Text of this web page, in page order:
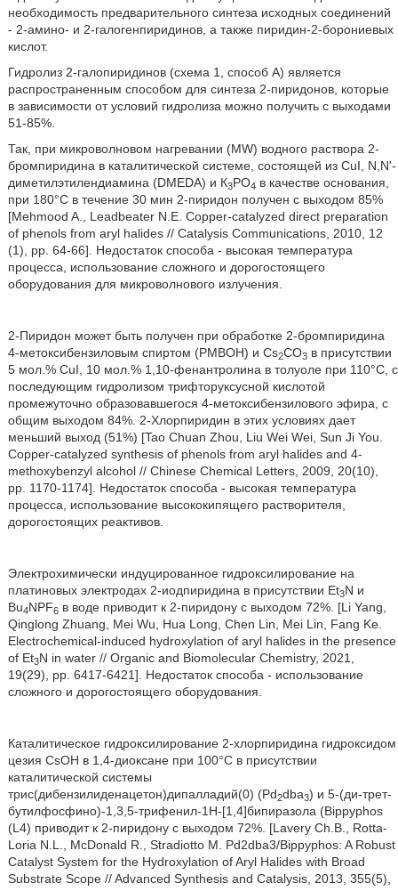
необходимость предварительного синтеза исходных соединений
- 2-амино- и 2-галогенпиридинов, а также пиридин-2-борониевых
кислот.
Гидролиз 2-галопиридинов (схема 1, способ А) является
распространенным способом для синтеза 2-пиридонов, которые
в зависимости от условий гидролиза можно получить с выходами
51-85%.
Так, при микроволновом нагревании (MW) водного раствора 2-
бромпиридина в каталитической системе, состоящей из CuI, N,N'-
диметилэтилендиамина (DMEDA) и К3РО4 в качестве основания,
при 180°С в течение 30 мин 2-пиридон получен с выходом 85%
[Mehmood A., Leadbeater N.E. Copper-catalyzed direct preparation
of phenols from aryl halides // Catalysis Communications, 2010, 12
(1), рр. 64-66]. Недостаток способа - высокая температура
процесса, использование сложного и дорогостоящего
оборудования для микроволнового излучения.
2-Пиридон может быть получен при обработке 2-бромпиридина
4-метоксибензиловым спиртом (PMBOH) и Cs2CO3в присутствии
5 мол.% CuI, 10 мол.% 1,10-фенантролина в толуоле при 110°С, с
последующим гидролизом трифторуксусной кислотой
промежуточно образовавшегося 4-метоксибензилового эфира, с
общим выходом 84%. 2-Хлорпиридин в этих условиях дает
меньший выход (51%) [Tao Chuan Zhou, Liu Wei Wei, Sun Ji You.
Copper-catalyzed synthesis of phenols from aryl halides and 4-
methoxybenzyl alcohol // Chinese Chemical Letters, 2009, 20(10),
рр. 1170-1174]. Недостаток способа - высокая температура
процесса, использование высококипящего растворителя,
дорогостоящих реактивов.
Электрохимически индуцированное гидроксилирование на
платиновых электродах 2-иодпиридина в присутствии Et3N и
Bu4NPF6в воде приводит к 2-пиридону с выходом 72%. [Li Yang,
Qinglong Zhuang, Mei Wu, Hua Long, Chen Lin, Mei Lin, Fang Ke.
Electrochemical-induced hydroxylation of aryl halides in the presence
of Et3N in water // Organic and Biomolecular Chemistry, 2021,
19(29), pp. 6417-6421]. Недостаток способа - использование
сложного и дорогостоящего оборудования.
Каталитическое гидроксилирование 2-хлорпиридина гидроксидом
цезия CsOH в 1,4-диоксане при 100°С в присутствии
каталитической системы
трис(дибензилиденацетон)дипалладий(0) (Pd2dba3) и 5-(ди-трет-
бутилфосфино)-1,3,5-трифенил-1H-[1,4]бипиразола (Bippyphos
(L4) приводит к 2-пиридону с выходом 72%. [Lavery Ch.B., Rotta-
Loria N.L., McDonald R., Stradiotto M. Pd2dba3/Bippyphos: A Robust
Catalyst System for the Hydroxylation of Aryl Halides with Broad
Substrate Scope // Advanced Synthesis and Catalysis, 2013, 355(5),